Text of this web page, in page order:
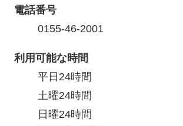
電話番号
0155-46-2001
利用可能な時間
平日24時間
土曜24時間
日曜24時間